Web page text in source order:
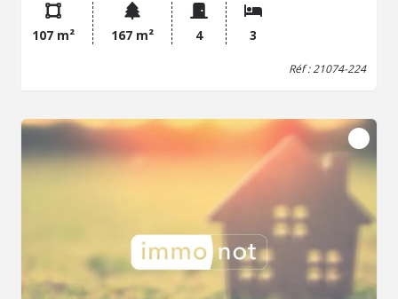
luminosité, la taille de ses pièces et sa localisation. Vous
souhaitez en savoir plus ? Contactez notre négociateur:
Charles CHAIGNAULT 0784382979
107 m² 167 m² 4 3
Réf : 21074-224